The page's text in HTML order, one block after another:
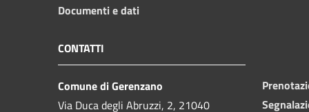
Documenti e dati
CONTATTI
Comune di Gerenzano
Via Duca degli Abruzzi, 2, 21040